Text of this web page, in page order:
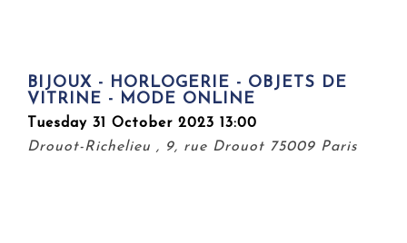
BIJOUX - HORLOGERIE - OBJETS DE
VITRINE - MODE ONLINE
Tuesday 31 October 2023 13:00
Drouot-Richelieu , 9, rue Drouot 75009 Paris